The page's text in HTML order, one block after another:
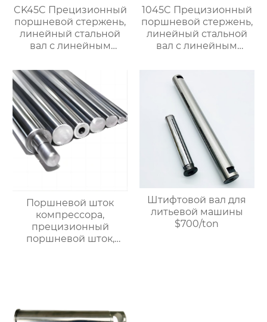
CK45C Прецизионный
поршневой стержень,
линейный стальной
вал с линейным
жесткий
хромированный
полый вал $900/ton
1045C Прецизионный
поршневой стержень,
линейный стальной
вал с линейным
хромированный
полированный
вал.$850/Ton
Поршневой шток
компрессора,
прецизионный
поршневой шток,
полированный вал.
Штифтовой вал для
литьевой машины
$700/ton